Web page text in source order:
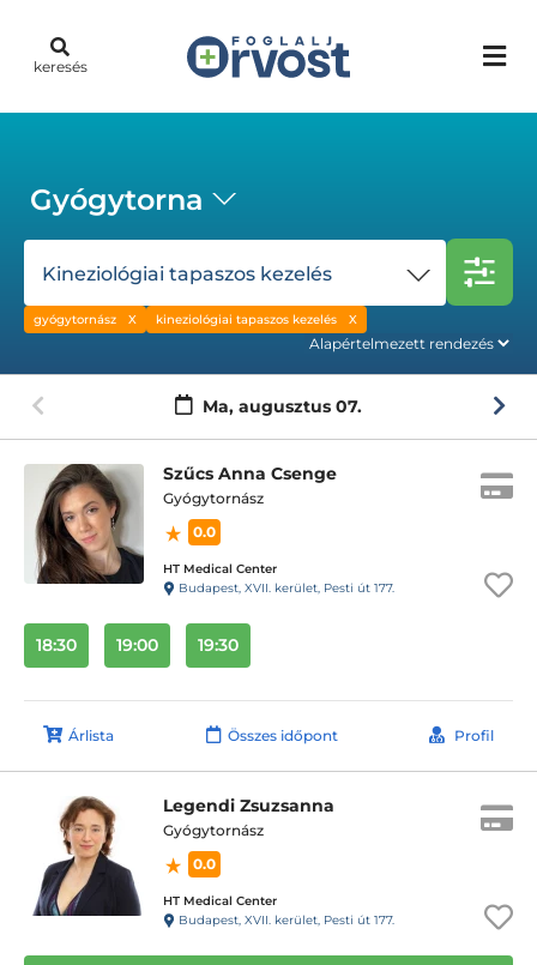
keresés
Gyógytorna
Kineziológiai tapaszos kezelés
gyógytornász kineziológiai tapaszos kezelés
Ma, augusztus 07.
Szűcs Anna Csenge
Gyógytornász
0.0
HT Medical Center
Budapest, XVII. kerület, Pesti út 177.
18:30 19:00 19:30
Árlista Összes időpont Profil
Legendi Zsuzsanna
Gyógytornász
0.0
HT Medical Center
Budapest, XVII. kerület, Pesti út 177.